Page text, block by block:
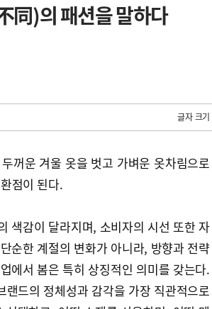
同)의 패션을 말하다
글자 크기
꺼운 겨울 옷을 벗고 가벼운 옷차림으로
점이 된다.
색감이 달라지며, 소비자의 시선 또한 자
순한 계절의 변화가 아니라, 방향과 전략
에서 봄은 특히 상징적인 의미를 갖는다.
드의 정체성과 감각을 가장 직관적으로